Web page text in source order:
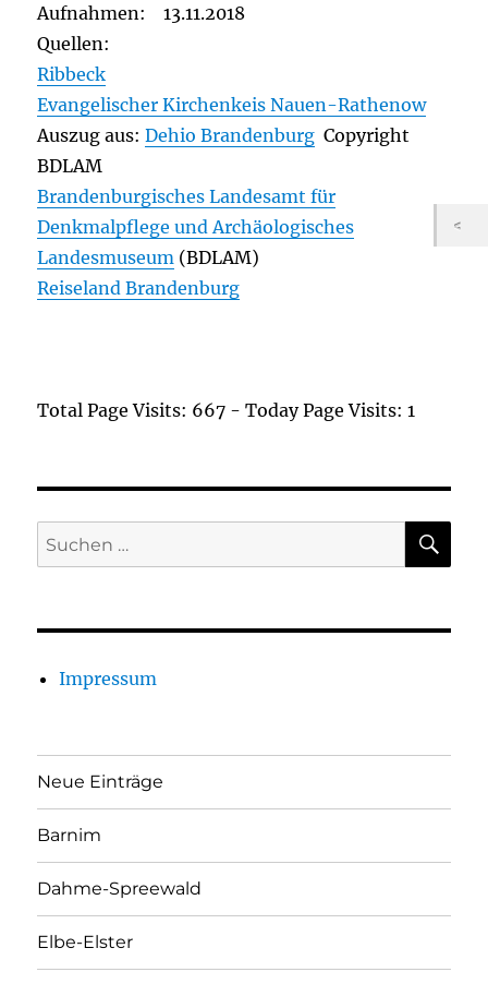
Aufnahmen: 13.11.2018
Quellen:
Ribbeck
Evangelischer Kirchenkeis Nauen-Rathenow
Auszug aus:Dehio Brandenburg Copyright
BDLAM
Brandenburgisches Landesamt für
Denkmalpflege und Archäologisches
Landesmuseum (BDLAM)
Reiseland Brandenburg
Total Page Visits: 667 - Today Page Visits: 1
Suchen
nach:
Impressum
Neue Einträge
Barnim
Dahme-Spreewald
Elbe-Elster